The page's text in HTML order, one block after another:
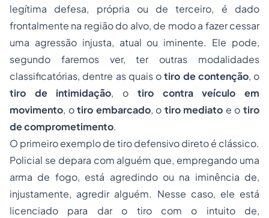
legítima defesa, própria ou de terceiro, é dado
frontalmente na região do alvo, de modo a fazer cessar
uma agressão injusta, atual ou iminente. Ele pode,
segundo faremos ver, ter outras modalidades
classificatórias, dentre as quais otiro de contenção, o
tiro de intimidação, o tiro contra veículo em
movimento, otiro embarcado, o tiro mediato e otiro
de comprometimento.
O primeiro exemplo de tiro defensivo direto é clássico.
Policial se depara com alguém que, empregando uma
arma de fogo, está agredindo ou na iminência de,
injustamente, agredir alguém. Nesse caso, ele está
licenciado para dar o tiro com o intuito de,